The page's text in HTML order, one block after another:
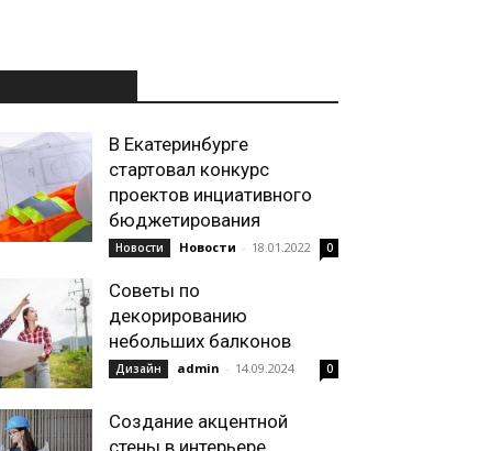
В Екатеринбурге
стартовал конкурс
проектов инциативного
бюджетирования
Новости Новости - 18.01.2022 0
Советы по
декорированию
небольших балконов
Дизайн admin - 14.09.2024 0
Создание акцентной
стены в интерьере